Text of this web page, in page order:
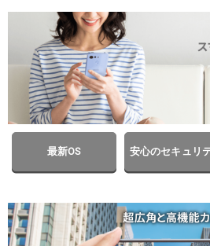
最新OS 安心のセキュリ